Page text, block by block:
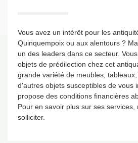
Vous avez un intérêt pour les
Quinquempoix ou aux alentours ?
un des leaders dans ce secteur.
objets de prédilection chez cet
grande variété de meubles,
d'autres objets susceptibles de vous
propose des conditions financières
Pour en savoir plus sur ses services,
solliciter.